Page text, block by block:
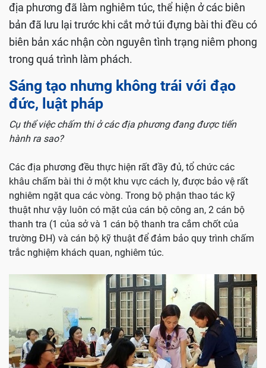
địa phương đã làm nghiêm túc, thể hiện ở các biên
bản đã lưu lại trước khi cắt mở túi đựng bài thi đều có
biên bản xác nhận còn nguyên tình trạng niêm phong
trong quá trình làm phách.
Sáng tạo nhưng không trái với đạo
đức, luật pháp
Cụ thể việc chấm thi ở các địa phương đang được tiến
hành ra sao?
Các địa phương đều thực hiện rất đầy đủ, tổ chức các
khâu chấm bài thi ở một khu vực cách ly, được bảo vệ rất
nghiêm ngặt qua các vòng. Trong bộ phận thao tác kỹ
thuật như vậy luôn có mặt của cán bộ công an, 2 cán bộ
thanh tra (1 của sở và 1 cán bộ thanh tra cắm chốt của
trường ĐH) và cán bộ kỹ thuật để đảm bảo quy trình chấm
trắc nghiệm khách quan, nghiêm túc.